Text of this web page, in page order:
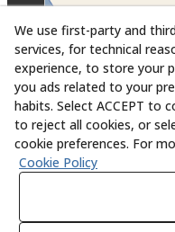
We use first-party and
services, for technical
experience, to store your
you ads related to your
habits. Select ACCEPT to
to reject all cookies, or
cookie preferences. For
Cookie Policy